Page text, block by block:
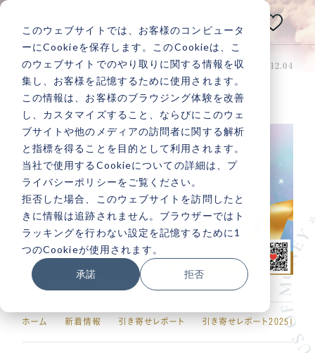
このウェブサイトでは、お客様のコンピュータ
ーにCookieを保存します。このCookieは、こ
のウェブサイトでのやり取りに関する情報を収
集し、お客様を記憶するために使用されます。
この情報は、お客様のブラウジング体験を改善
し、カスタマイズすること、ならびにこのウェ
ブサイトや他のメディアの訪問者に関する解析
と指標を得ることを目的として利用されます。
当社で使用するCookieについての詳細は、プ
ライバシーポリシーをご覧ください。
拒否した場合、このウェブサイトを訪問したと
きに情報は追跡されません。ブラウザーではト
ラッキングを行わない設定を記憶するために1
つのCookieが使用されます。
承諾 拒否
小熊弥生公式メディアサイト
N
あなたの人生は
いつだって変えられる！
記事検索
人気記事一覧
引き寄せレポート 投稿日：2025.12.04 最終更新日：2025.12.04
引き寄せレポート20251202
ホーム 新着情報 引き寄せレポート 引き寄せレポート20251202